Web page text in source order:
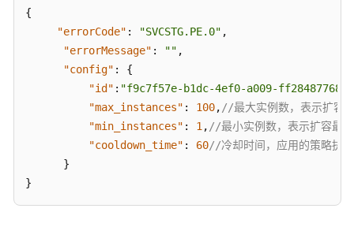
查
略
{
"errorCode" : "SVCSTG.PE.0" ,
"errorMessage" : "" ,
"config" :
{
"id" : "f9c7f57e-b1dc-4ef0-a009-
"max_instances" : 100, //最大实例数，表示扩容
"min_instances" : 1 , //最小实例数，表示扩容最
"cooldown_time" : 60//冷却时间，应用的策略执
}
}